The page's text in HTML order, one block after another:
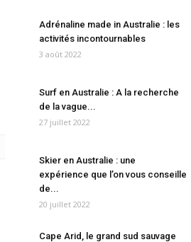
Adrénaline made in Australie : les
activités incontournables
3 août 2022
Surf en Australie : A la recherche
de la vague...
27 juillet 2022
Skier en Australie : une
expérience que l’on vous conseille
de...
20 juillet 2022
Cape Arid, le grand sud sauvage